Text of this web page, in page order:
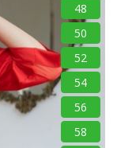
48
50
52
54
56
58